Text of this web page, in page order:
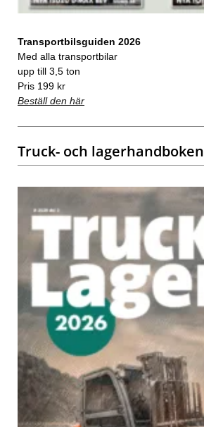
Transportbilsguiden 2026
Med alla transportbilar
upp till 3,5 ton
Pris 199 kr
Beställ den här
Truck- och lagerhandboken